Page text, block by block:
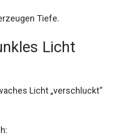
Tiefe.
Licht
Licht „verschluckt“